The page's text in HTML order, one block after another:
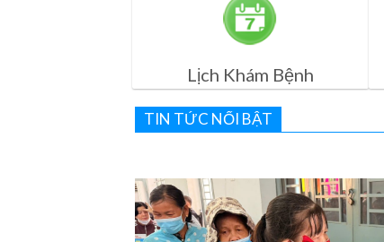
Lịch Khám Bệnh
TIN TỨC NỔI BẬT